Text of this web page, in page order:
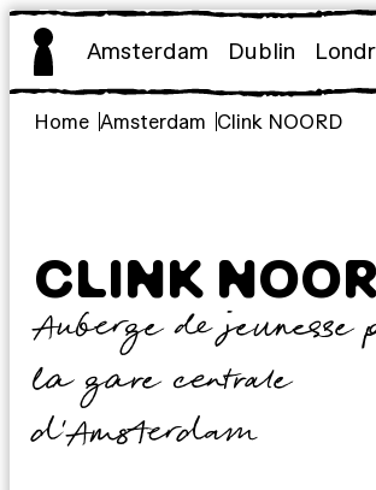
Aller
contenu
Amsterdam Dublin
Home Amsterdam Clink NOORD
CLINK
Auberge de jeunesse
la gare centrale
d’Amsterdam